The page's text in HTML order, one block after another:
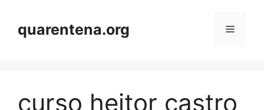
quarentena.org Menu
curso heitor castro